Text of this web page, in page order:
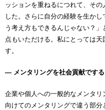
ッションを重ねるにつれて、そ
した。さらに自分の経験を生か
う考え方もできるんじゃない？
点もいただける。私にとっては
す。
― メンタリングを社会貢献です
企業や個人への一般的なメンタ
向けてのメンタリングで違う部分